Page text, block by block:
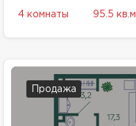
4 комнаты 95.5 кв.м.
Продажа